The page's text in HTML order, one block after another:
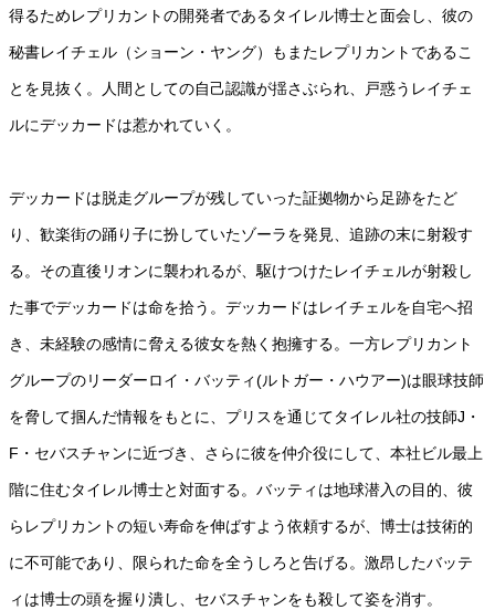
得るためレプリカントの開発者であるタイレル博士と面会し、彼の
秘書レイチェル（ショーン・ヤング）もまたレプリカントであるこ
とを見抜く。人間としての自己認識が揺さぶられ、戸惑うレイチェ
ルにデッカードは惹かれていく。
デッカードは脱走グループが残していった証拠物から足跡をたど
り、歓楽街の踊り子に扮していたゾーラを発見、追跡の末に射殺す
る。その直後リオンに襲われるが、駆けつけたレイチェルが射殺し
た事でデッカードは命を拾う。デッカードはレイチェルを自宅へ招
き、未経験の感情に脅える彼女を熱く抱擁する。一方レプリカント
グループのリーダーロイ・バッティ(ルトガー・ハウアー)は眼球技師
を脅して掴んだ情報をもとに、プリスを通じてタイレル社の技師J・
F・セバスチャンに近づき、さらに彼を仲介役にして、本社ビル最上
階に住むタイレル博士と対面する。バッティは地球潜入の目的、彼
らレプリカントの短い寿命を伸ばすよう依頼するが、博士は技術的
に不可能であり、限られた命を全うしろと告げる。激昂したバッテ
ィは博士の頭を握り潰し、セバスチャンをも殺して姿を消す。